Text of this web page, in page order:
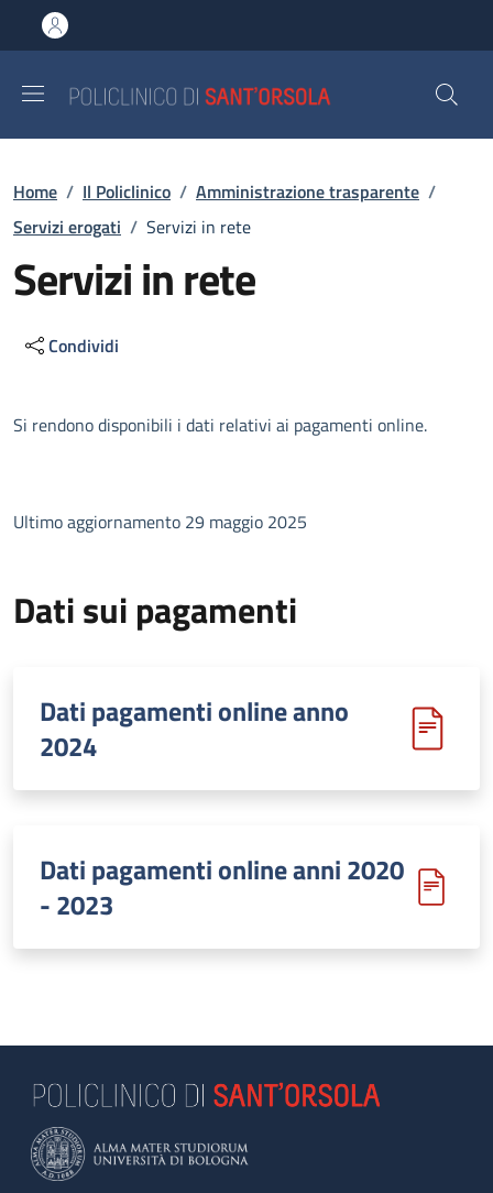
al contenuto principale
to footer content
Briciole di pane
Home / Il Policlinico / Amministrazione trasparente /
Servizi erogati / Servizi in rete
Servizi in rete
Condividi
Descrizione
Si rendono disponibili i dati relativi ai pagamenti online.
Ultimo aggiornamento 29 maggio 2025
Dati sui pagamenti
Dati pagamenti online anno
2024
Dati pagamenti online anni 2020
- 2023